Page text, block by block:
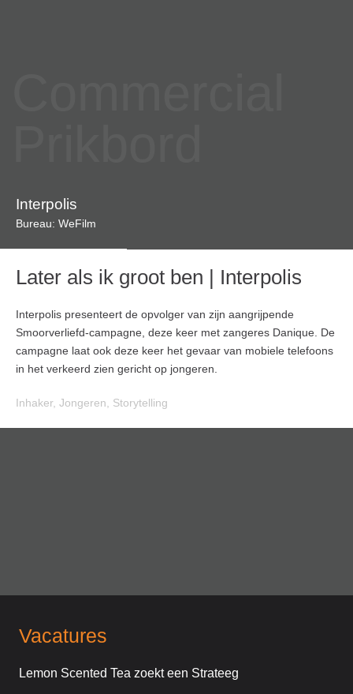
Interpolis
Bureau: WeFilm
Later als ik groot ben | Interpolis
Interpolis presenteert de opvolger van zijn aangrijpende
Smoorverliefd-campagne, deze keer met zangeres Danique. De
campagne laat ook deze keer het gevaar van mobiele telefoons
in het verkeerd zien gericht op jongeren.
Inhaker, Jongeren Storytelling
Vacatures
Lemon Scented Tea zoekt een Strateeg